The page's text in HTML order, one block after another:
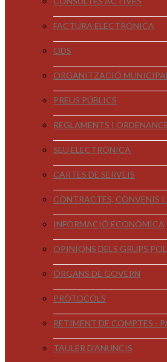
FACTURA ELECTRÒNICA
ODS
ORGANITZACIÓ MUNICIPAL
PREUS PÚBLICS
REGLAMENTS I
SEU ELECTRÒNICA
CARTES DE SERVEIS
CONTRACTES, CONVENIS I
INFORMACIÓ ECONÒMICA
OPINIONS DELS GRUPS
ÒRGANS DE GOVERN
PROTOCOLS
RETIMENT DE COMPTES -
TAULER D'ANUNCIS